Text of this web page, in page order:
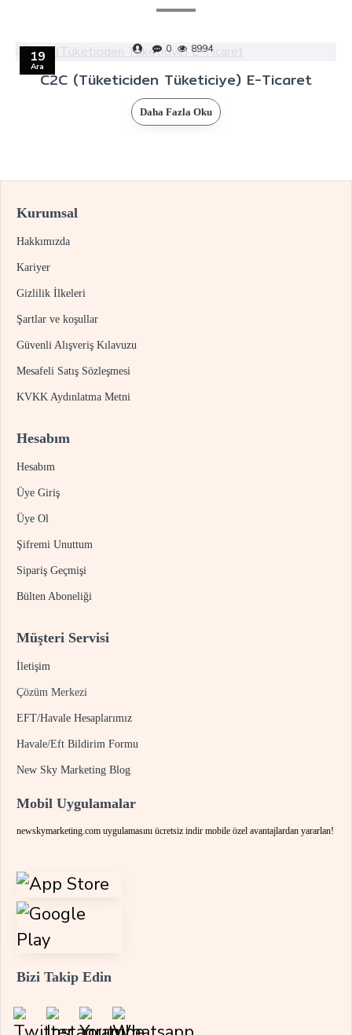
19
Ara
0 8994
C2C (Tüketiciden Tüketiciye) E-Ticaret
Daha Fazla Oku
Kurumsal
Hakkımızda
Kariyer
Gizlilik İlkeleri
Şartlar ve koşullar
Güvenli Alışveriş Kılavuzu
Mesafeli Satış Sözleşmesi
KVKK Aydınlatma Metni
Hesabım
Hesabım
Üye Giriş
Üye Ol
Şifremi Unuttum
Sipariş Geçmişi
Bülten Aboneliği
Müşteri Servisi
İletişim
Çözüm Merkezi
EFT/Havale Hesaplarımız
Havale/Eft Bildirim Formu
New Sky Marketing Blog
Mobil Uygulamalar
newskymarketing.com uygulamasını ücretsiz indir mobile özel avantajlardan yararlan!
Bizi Takip Edin